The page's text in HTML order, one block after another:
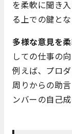
を柔軟に聞き
る上での鍵とな
多様な意見を
しての仕事の
例えば、プロ
周りからの助
ンバーの自己